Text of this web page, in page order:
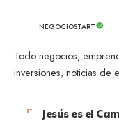
NEGOCIOSTART
Todo negocios,
inversiones, noticias de
Jesús es el